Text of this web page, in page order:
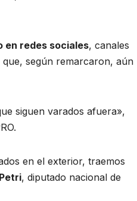
en redes sociales, canales
según remarcaron, aún
siguen varados afuera»,
en el exterior, traemos
, diputado nacional de